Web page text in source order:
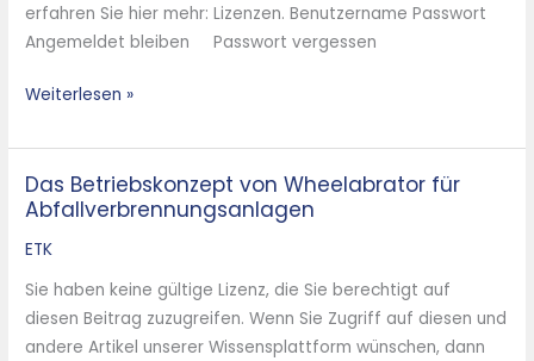
erfahren Sie hier mehr: Lizenzen. Benutzername Passwort
Angemeldet bleiben Passwort vergessen
Weiterlesen »
Das Betriebskonzept von Wheelabrator für
Abfallverbrennungsanlagen
ETK
Sie haben keine gültige Lizenz, die Sie berechtigt auf
diesen Beitrag zuzugreifen. Wenn Sie Zugriff auf diesen und
andere Artikel unserer Wissensplattform wünschen, dann
Das
Betriebskonzept
von
für
Abfallverbrennungsanlagen